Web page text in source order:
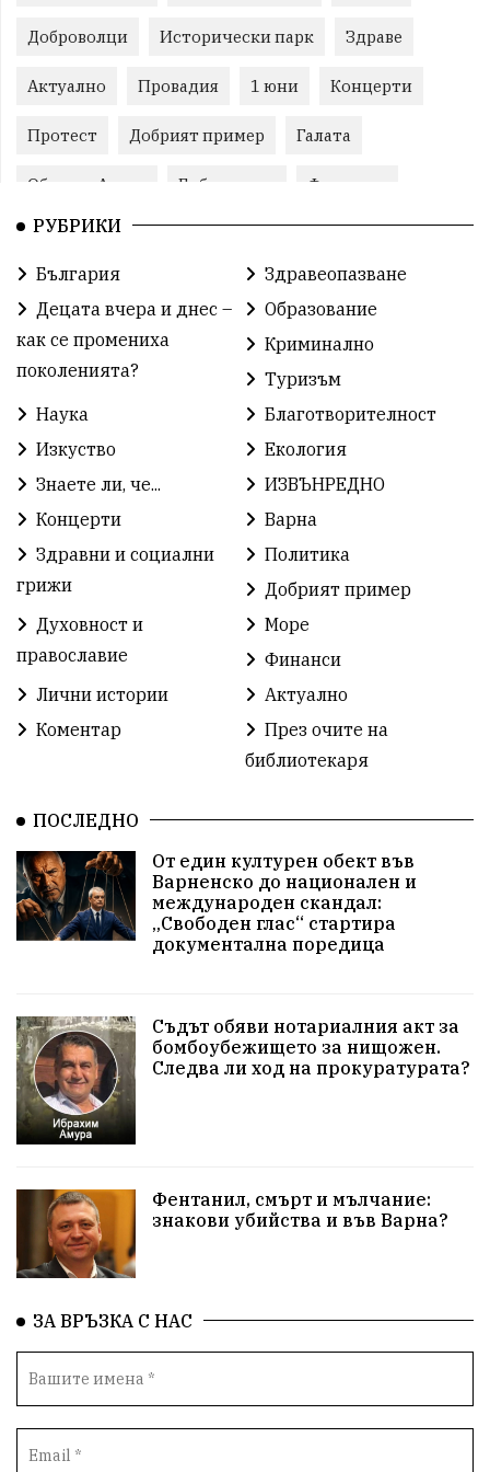
Доброволци Исторически парк Здраве
Актуално Провадия 1 юни Концерти
Протест Добрият пример Галата
Община Аврен Библиотека Фестивал
Финанси
Театър Спорт за деца История
Градски транспорт Нов протест
Безплатни прегледи Волейбол Карин дом
Зелена Енергия Ден на детето
Книги Ветрогенератори Девня
Ден на народните будители Изложба
Детски градини Богоявление
Разрушеното бомбоубежище
Избори 2026 Дарения
Концерт
едрогабаритни отпадъци
Културни и спортни събития Аспарухово
Безводие пожари Тенис Вълчи дол
Училища Лична инициатива Величие
Приют за кучета Култура и образование
Музика Камчия
Незаконно строителство
Да защитим кмета на Варна
Плуване Образователен форум
Временни промени в движението
„Възраждане“
РУБРИКИ
България
Здравеопазване
Децата вчера и днес –
как се промениха
поколенията?
Образование
Криминално
Туризъм
Наука
Благотворителност
Изкуство
Екология
Знаете ли, че...
ИЗВЪНРЕДНО
Концерти
Варна
Здравни и социални
грижи
Политика
Добрият пример
Духовност и
православие
Море
Финанси
Лични истории
Актуално
Коментар
През очите на
библиотекаря
ПОСЛЕДНО
От един културен обект във
Варненско до национален и
международен скандал:
„Свободен глас“ стартира
документална поредица
Съдът обяви нотариалния акт за
бомбоубежището за нищожен.
Следва ли ход на прокуратурата?
Фентанил, смърт и мълчание:
знакови убийства и във Варна?
ЗА ВРЪЗКА С НАС